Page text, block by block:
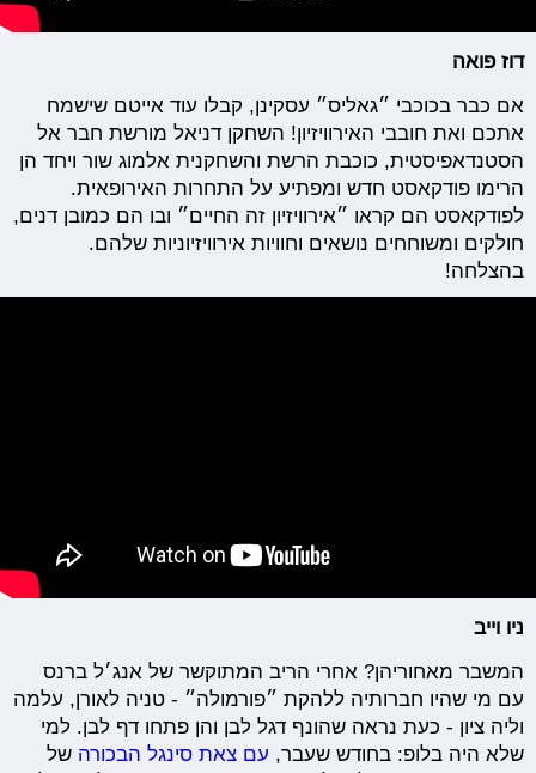
דוז פואה
אם כבר בכוכבי ״גאליס״ עסקינן, קבלו עוד אייטם שישמח
אתכם ואת חובבי האירוויזיון! השחקן דניאל מורשת חבר אל
הסטנדאפיסטית, כוכבת הרשת והשחקנית אלמוג שור ויחד הן
הרימו פודקאסט חדש ומפתיע על התחרות האירופאית.
לפודקאסט הם קראו ״אירוויזיון זה החיים״ ובו הם כמובן דנים,
חולקים ומשוחחים נושאים וחוויות אירוויזיוניות שלהם.
בהצלחה!
ניו וייב
המשבר מאחוריהן? אחרי הריב המתוקשר של אנג׳ל ברנס
עם מי שהיו חברותיה ללהקת ״פורמולה״ - טניה לאורן, עלמה
וליה ציון - כעת נראה שהונף דגל לבן והן פתחו דף לבן. למי
שלא היה בלופ: בחודש שעבר, עם צאת סינגל הבכורה של